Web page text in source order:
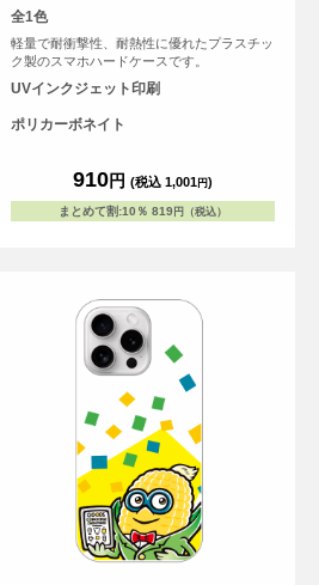
全1色
軽量で耐衝撃性、耐熱性に優れたプラスチッ
ク製のスマホハードケースです。
UVインクジェット印刷
ポリカーボネイト
910円 (税込 1,001 円)
まとめて割:10％ 819 円（税込）